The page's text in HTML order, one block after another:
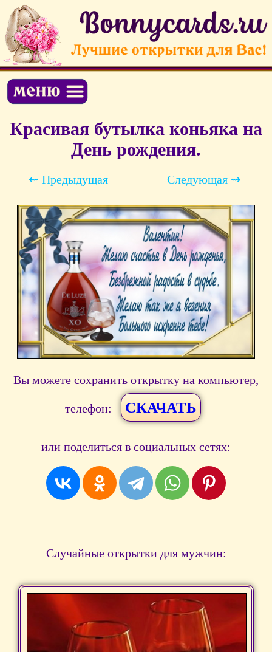
Красивая бутылка коньяка на
День рождения.
⇜ Предыдущая Следующая ⇝
Вы можете сохранить открытку на компьютер,
телефон: СКАЧАТЬ
или поделиться в социальных сетях:
Случайные открытки для мужчин: